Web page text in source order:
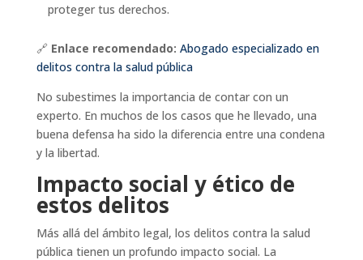
proteger tus derechos.
🔗 Enlace recomendado: Abogado especializado en
delitos contra la salud pública
No subestimes la importancia de contar con un
experto. En muchos de los casos que he llevado, una
buena defensa ha sido la diferencia entre una condena
y la libertad.
Impacto social y ético de
estos delitos
Más allá del ámbito legal, los delitos contra la salud
pública tienen un profundo impacto social. La